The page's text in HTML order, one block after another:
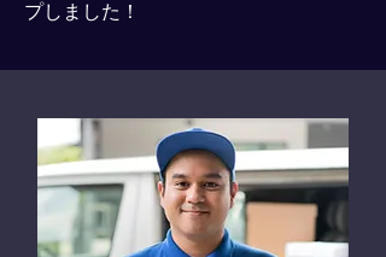
プしました！